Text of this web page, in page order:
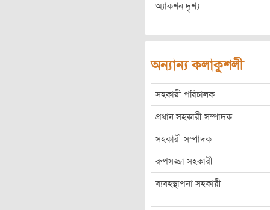
অ্যাকশন দৃশ্য
অন্যান্য কলাকুশলী
সহকারী পরিচালক
প্রধান সহকারী সম্পাদক
সহকারী সম্পাদক
রুপসজ্জা সহকারী
ব্যবহস্থাপনা সহকারী